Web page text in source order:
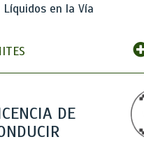
Líquidos en la Vía
DE